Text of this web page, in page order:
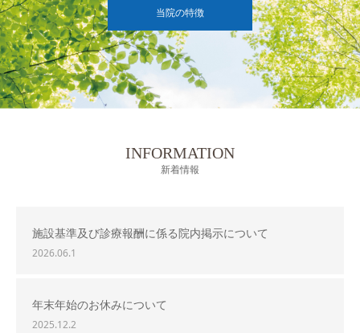
当院の特徴
INFORMATION
新着情報
施設基準及び診療報酬に係る院内掲示について
2026.06.1
年末年始のお休みについて
2025.12.2